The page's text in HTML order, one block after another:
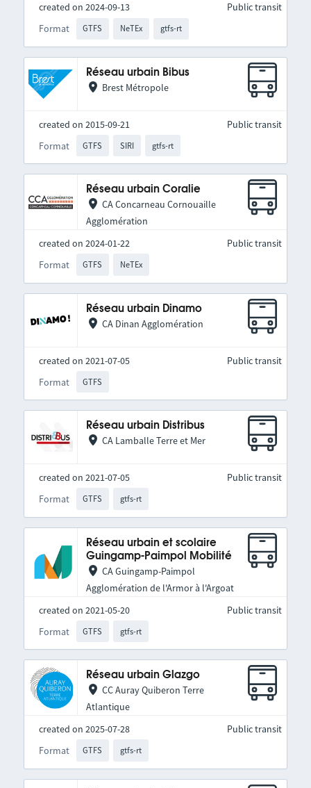
created on 2024-09-13
Format
GTFS NeTEx gtfs-rt
Public transit
Réseau urbain Bibus
Brest Métropole
created on 2015-09-21
Format
GTFS SIRI gtfs-rt
Public transit
Réseau urbain Coralie
CA Concarneau Cornouaille
Agglomération
created on 2024-01-22
Format
GTFS NeTEx
Public transit
Réseau urbain Dinamo
CA Dinan Agglomération
created on 2021-07-05
Format
GTFS
Public transit
Réseau urbain Distribus
CA Lamballe Terre et Mer
created on 2021-07-05
Format
GTFS gtfs-rt
Public transit
Réseau urbain et scolaire
Guingamp-Paimpol Mobilité
CA Guingamp-Paimpol
Agglomération de l'Armor à l'Argoat
created on 2021-05-20
Format
GTFS gtfs-rt
Public transit
Réseau urbain Glazgo
CC Auray Quiberon Terre
Atlantique
created on 2025-07-28
Format
GTFS gtfs-rt
Public transit